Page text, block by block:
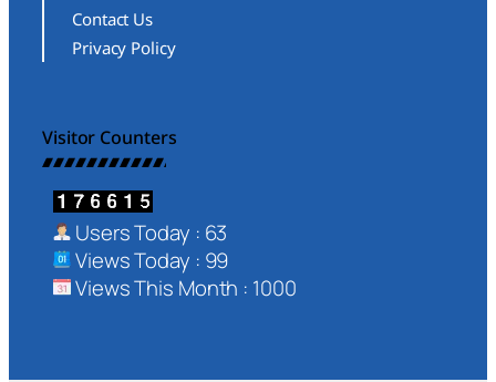
Contact Us
Privacy Policy
Visitor Counters
Users Today : 63
Views Today : 99
Views This Month : 1000